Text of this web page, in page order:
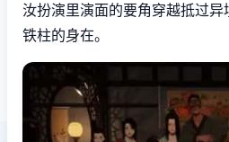
汝扮演里演面的要角穿越抵过
铁柱的身在。